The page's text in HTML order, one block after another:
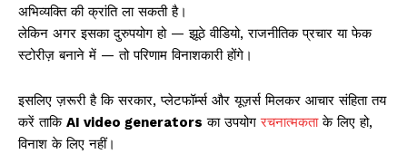
अभिव्यक्ति की क्रांति ला सकती है।
लेकिन अगर इसका दुरुपयोग हो — झूठे वीडियो, राजनीतिक प्रचार या फेक
स्टोरीज़ बनाने में — तो परिणाम विनाशकारी होंगे।
इसलिए ज़रूरी है कि सरकार, प्लेटफॉर्म्स और यूज़र्स मिलकर आचार संहिता तय
करें ताकि AI video generators का उपयोगरचनात्मकताके लिए हो,
विनाश के लिए नहीं।